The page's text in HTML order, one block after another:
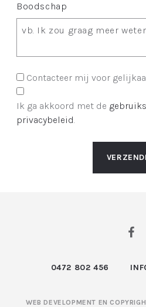
Boodschap
Contacteer mij voor
Ik ga akkoord met de
privacybeleid.
0472 802 456
WEB DEVELOPMENT EN